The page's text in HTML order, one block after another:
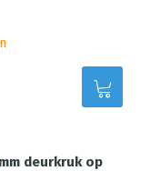
deurkruk op